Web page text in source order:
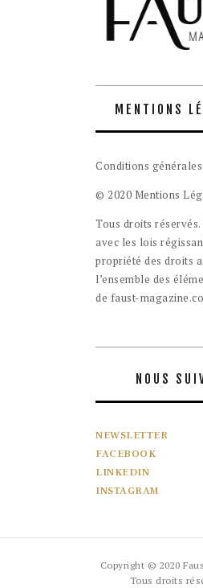
MENTIONS
Conditions
© 2020 Mentions
Tous droits réservés.
avec les lois
propriété des droits
l’ensemble des
de faust-
NOUS
NEWSLETTER
FACEBOOK
LINKEDIN
INSTAGRAM
Copyright © 2020
Tous droits